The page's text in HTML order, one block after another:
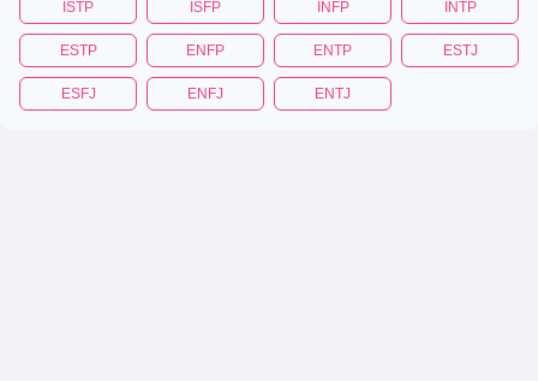
ISTP ISFP INFP INTP
ESTP ENFP ENTP ESTJ
ESFJ ENFJ ENTJ